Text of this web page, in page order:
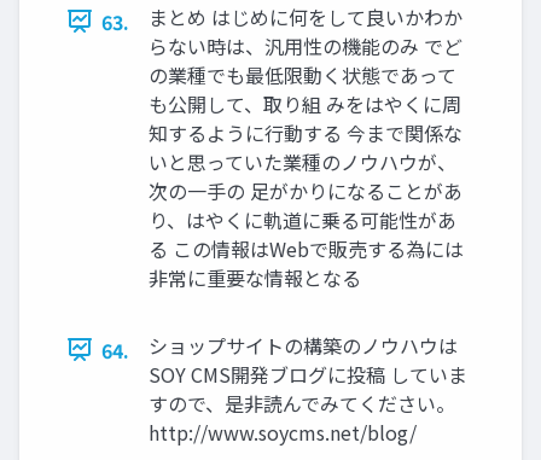
63.
まとめ はじめに何をして良いかわか
らない時は、汎用性の機能のみ でど
の業種でも最低限動く状態であって
も公開して、取り組 みをはやくに周
知するように行動する 今まで関係な
いと思っていた業種のノウハウが、
次の一手の 足がかりになることがあ
り、はやくに軌道に乗る可能性があ
る この情報はWebで販売する為には
非常に重要な情報となる
64.
ショップサイトの構築のノウハウは
SOY CMS開発ブログに投稿 していま
すので、是非読んでみてください。
http://www.soycms.net/blog/